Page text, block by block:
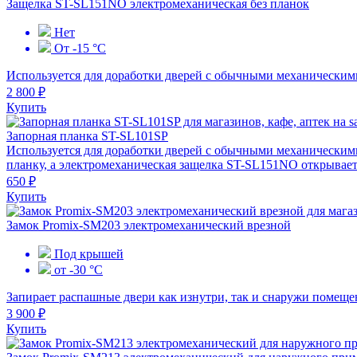
Защелка ST-SL151NO электромеханическая без планок
Нет
От -15 °C
Используется для доработки дверей с обычными
2 800 ₽
Купить
Запорная планка ST-SL101SP
Используется для доработки дверей с обычными
планку, а электромеханическая защелка ST-SL151NO
650 ₽
Купить
Замок Promix-SM203 электромеханический врезной
Под крышей
от -30 °C
Запирает распашные двери как изнутри, так и снаружи
3 900 ₽
Купить